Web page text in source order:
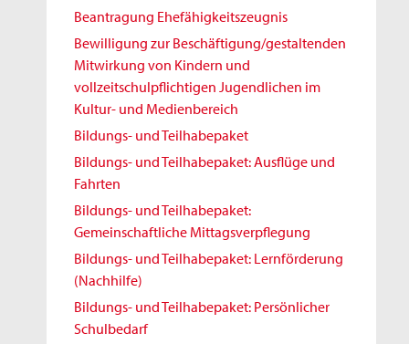
Beantragung Ehefähigkeitszeugnis
Bewilligung zur Beschäftigung/gestaltenden
Mitwirkung von Kindern und
vollzeitschulpflichtigen Jugendlichen im
Kultur- und Medienbereich
Bildungs- und Teilhabepaket
Bildungs- und Teilhabepaket: Ausflüge und
Fahrten
Bildungs- und Teilhabepaket:
Gemeinschaftliche Mittagsverpflegung
Bildungs- und Teilhabepaket: Lernförderung
(Nachhilfe)
Bildungs- und Teilhabepaket: Persönlicher
Schulbedarf